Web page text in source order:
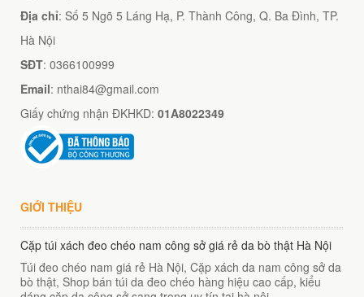
Địa chỉ: Số 5 Ngõ 5 Láng Hạ, P. Thành Công, Q. Ba Đình, TP.
Hà Nội
SĐT: 0366100999
Email: nthai84@gmail.com
Giấy chứng nhận ĐKHKD: 01A8022349
GIỚI THIỆU
Cặp túi xách đeo chéo nam công sở giá rẻ da bò thật Hà Nội
Túi đeo chéo nam giá rẻ Hà Nội, Cặp xách da nam công sở da
bò thật, Shop bán túi da đeo chéo hàng hiệu cao cấp, kiểu